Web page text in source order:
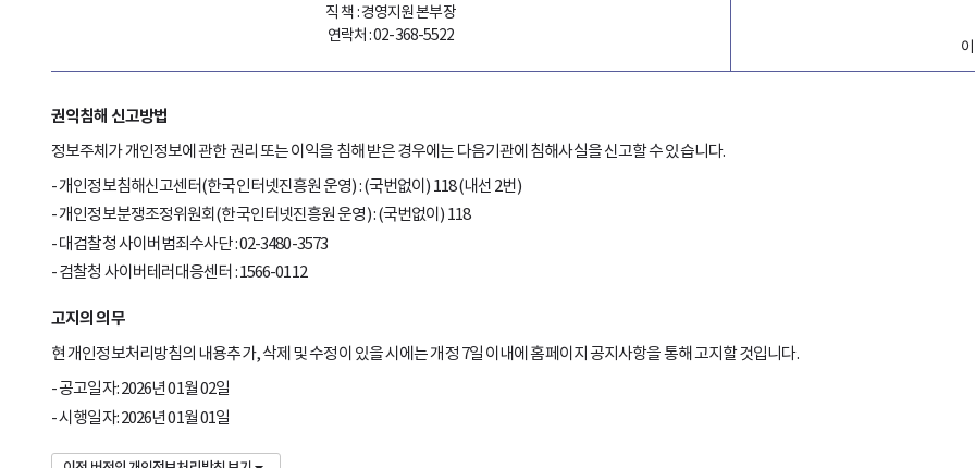
직 책 : 경영지원 본부장
연락처 : 02-368-5522
권익침해 신고방법
정보주체가 개인정보에 관한 권리 또는 이익을 침해 받은 경우에는 다음기관에 침해사실을 신고할 수 있습니다.
개인정보침해신고센터(한국인터넷진흥원 운영) : (국번없이) 118 (내선 2번)
개인정보분쟁조정위원회(한국인터넷진흥원 운영) : (국번없이) 118
대검찰청 사이버범죄수사단 : 02-3480-3573
검찰청 사이버테러대응센터 : 1566-0112
고지의 의무
현 개인정보처리방침의 내용추가, 삭제 및 수정이 있을 시에는 개정 7일 이내에 홈페이지 공지사항을 통해 고지할 것입니다.
공고일자: 2026년 01월 02일
시행일자: 2026년 01월 01일